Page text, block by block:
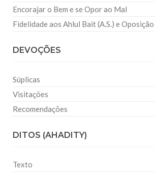
Encorajar o Bem e se Opor ao Mal
Fidelidade aos Ahlul Bait (A.S.) e
DEVOÇÕES
Súplicas
Visitações
Recomendações
DITOS (AHADITY)
Texto